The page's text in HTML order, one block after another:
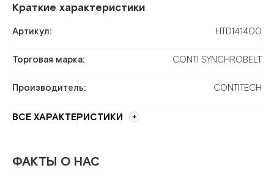
Краткие характеристики
Артикул: HTD141400
Торговая марка: CONTI SYNCHROBELT
Производитель: CONTITECH
ВСЕ ХАРАКТЕРИСТИКИ
ФАКТЫ О НАС